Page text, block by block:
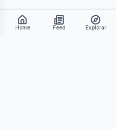
Home Feed Explorar